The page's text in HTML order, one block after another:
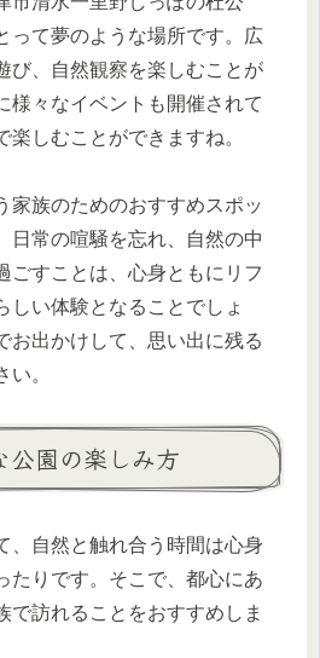
って夢のような場所です。広
び、自然観察を楽しむことが
様々なイベントも開催されて
楽しむことができますね。
家族のためのおすすめスポッ
日常の喧騒を忘れ、自然の中
ごすことは、心身ともにリフ
しい体験となることでしょ
お出かけして、思い出に残る
。
公園の楽しみ方
、自然と触れ合う時間は心身
たりです。そこで、都心にあ
で訪れることをおすすめしま